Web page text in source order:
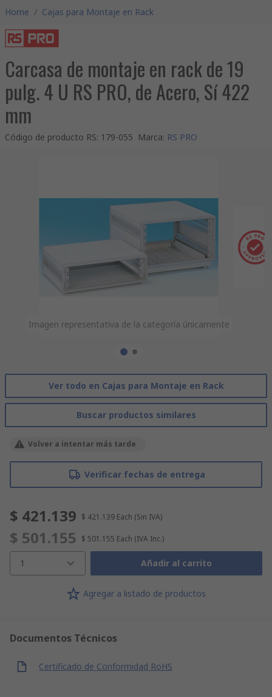
Home / Cajas para Montaje en Rack
Carcasa de montaje en rack de 19
pulg. 4 U RS PRO, de Acero, Sí 422
mm
Código de producto RS: 179-055 Marca: RS PRO
Imagen representativa de la categoría únicamente
Imagen representativa de la categoría únicamente
Ver todo en Cajas para Montaje en Rack
Buscar productos similares
Volver a intentar más tarde
Verificar fechas de entrega
$ 421.139 $ 421.139 Each (Sin IVA)
$ 501.155 $ 501.155 Each (IVA Inc.)
1 Añadir al carrito
Agregar a listado de productos
Documentos Técnicos
Certificado de Conformidad RoHS